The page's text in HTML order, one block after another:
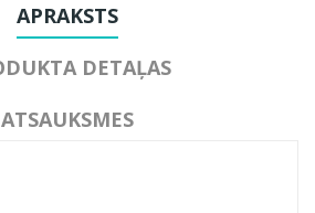
APRAKSTS
DETAĻAS
ATSAUKSMES